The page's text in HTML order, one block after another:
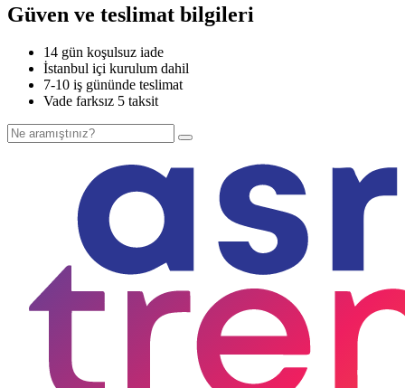
Güven ve teslimat bilgileri
14 gün koşulsuz iade
İstanbul içi kurulum dahil
7-10 iş gününde teslimat
Vade farksız 5 taksit